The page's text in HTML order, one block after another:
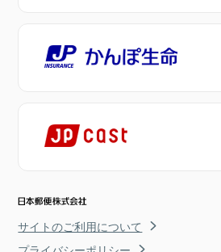
サイトのご利用について